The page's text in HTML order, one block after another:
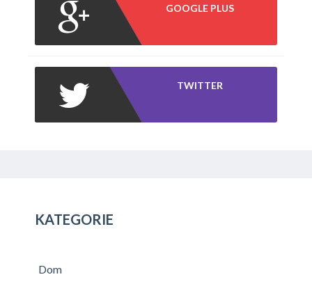
GOOGLE PLUS
TWITTER
KATEGORIE
Dom